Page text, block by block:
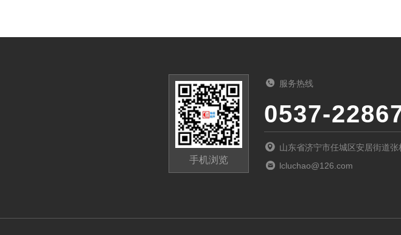
手机浏览
服务热线
0537-
山东省济宁市任城区安居街道
lcluchao@126.com